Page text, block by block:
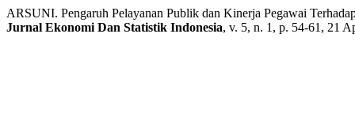
ARSUNI. Pengaruh Pelayanan Publik dan Kinerja Pegawai
Jurnal Ekonomi Dan Statistik Indonesia, v. 5, n. 1, p. 54-61, 21